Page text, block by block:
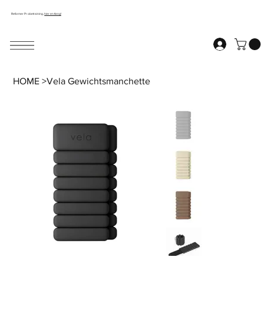
Reformer Probetraining, hier entlang!
HOME >Vela Gewichtsmanchette